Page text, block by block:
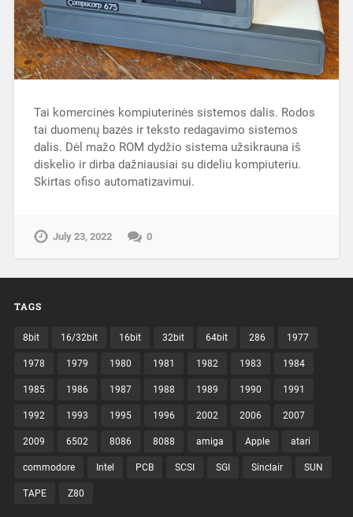
Tai komercinės kompiuterinės sistemos dalis. Rodos
tai duomenų bazės ir teksto redagavimo sistemos
dalis. Dėl mažo ROM dydžio sistema užsikrauna iš
diskelio ir dirba dažniausiai su dideliu kompiuteriu.
Skirtas ofiso automatizavimui.
July 23, 2022 0
TAGS
8bit 16/32bit 16bit 32bit 64bit 286 1977
1978 1979 1980 1981 1982 1983 1984
1985 1986 1987 1988 1989 1990 1991
1992 1993 1995 1996 2002 2006 2007
2009 6502 8086 8088 amiga Apple atari
commodore Intel PCB SCSI SGI Sinclair SUN
TAPE Z80